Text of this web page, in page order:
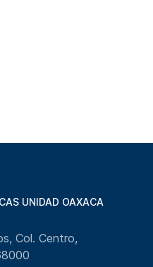
UNIDAD OAXACA
Col. Centro,